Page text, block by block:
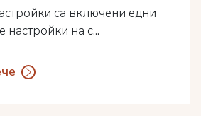
са включени едни
настройки на с...